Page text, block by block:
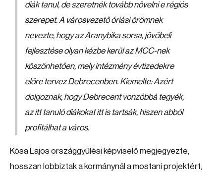
diák tanul, de szeretnék tovább növelni e régiós
szerepet. A városvezető óriási örömnek
nevezte, hogy az Aranybika sorsa, jövőbeli
fejlesztése olyan kézbe kerül az MCC-nek
köszönhetően, mely intézmény évtizedekre
előre tervez Debrecenben. Kiemelte: Azért
dolgoznak, hogy Debrecent vonzóbbá tegyék,
az itt tanuló diákokat itt is tartsák, hiszen abból
profitálhat a város.
Kósa Lajos országgyűlési képviselő megjegyezte,
hosszan lobbiztak a kormánynál a mostani projektért,